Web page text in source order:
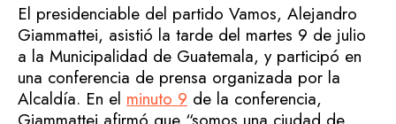
El presidenciable del partido Vamos, Alejandro
Giammattei, asistió la tarde del martes 9 de julio
a la Municipalidad de Guatemala, y participó en
una conferencia de prensa organizada por la
Alcaldía. En el minuto 9 de la conferencia,